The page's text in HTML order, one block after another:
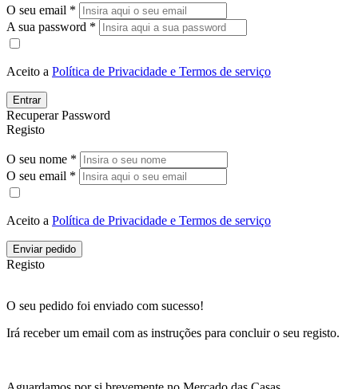
O seu email *
A sua password *
Aceito a Política de Privacidade e Termos de serviço
Entrar
Recuperar Password
Registo
O seu nome *
O seu email *
Aceito a Política de Privacidade e Termos de serviço
Enviar pedido
Registo
O seu pedido foi enviado com sucesso!
Irá receber um email com as instruções para concluir o seu registo.